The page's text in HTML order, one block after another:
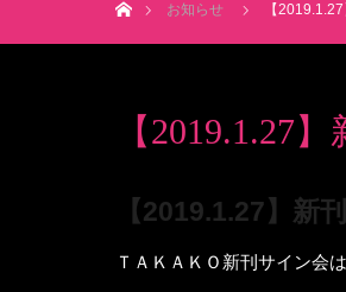
お知らせ
【
【2019.1.27
【2019.1.27】新
ＴＡＫＡＫＯ新刊サイン会